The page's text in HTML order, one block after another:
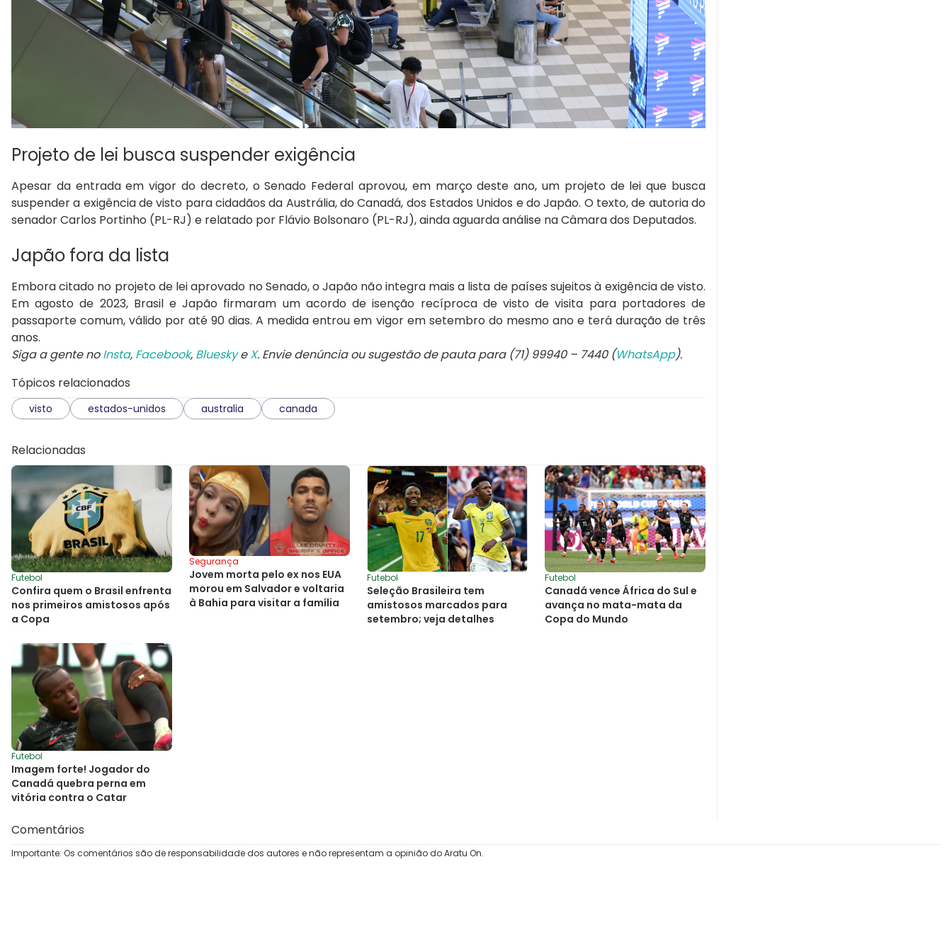
Projeto de lei busca suspender exigência
Apesar da entrada em vigor do decreto, o Senado Federal aprovou, em março deste ano, um projeto de lei que busca
suspender a exigência de visto para cidadãos da Austrália, do Canadá, dos Estados Unidos e do Japão. O texto, de autoria do
senador Carlos Portinho (PL-RJ) e relatado por Flávio Bolsonaro (PL-RJ), ainda aguarda análise na Câmara dos Deputados.
Japão fora da lista
Embora citado no projeto de lei aprovado no Senado, o Japão não integra mais a lista de países sujeitos à exigência de visto.
Em agosto de 2023, Brasil e Japão firmaram um acordo de isenção recíproca de visto de visita para portadores de
passaporte comum, válido por até 90 dias. A medida entrou em vigor em setembro do mesmo ano e terá duração de três
anos.
Siga a gente noInsta, Facebook, BlueskyeX. Envie denúncia ou sugestão de pauta para (71) 99940 – 7440 (WhatsApp).
Tópicos relacionados
visto estados-unidos australia canada
Relacionadas
Futebol
Confira quem o Brasil enfrenta
nos primeiros amistosos após
a Copa
Segurança
Jovem morta pelo ex nos EUA
morou em Salvador e voltaria
à Bahia para visitar a família
Futebol
Seleção Brasileira tem
amistosos marcados para
setembro; veja detalhes
Futebol
Canadá vence África do Sul e
avança no mata-mata da
Copa do Mundo
Futebol
Imagem forte! Jogador do
Canadá quebra perna em
vitória contra o Catar
Comentários
Importante: Os comentários são de responsabilidade dos autores e não representam a opinião do Aratu On.